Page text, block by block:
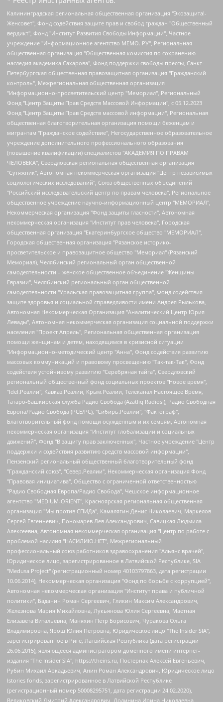
Калининградская региональная общественная организация "Экозащита!-Женсовет", Фонд содействия защите прав и свобод граждан "Общественный вердикт", Фонд "Институт Развития Свободы Информации", Частное учреждение "Информационное агентство МЕМО. РУ", Региональная общественная организация "Общественная комиссия по сохранению наследия академика Сахарова", Фонд поддержки свободы прессы, Санкт-Петербургская общественная правозащитная организация "Гражданский контроль", Межрегиональная общественная организация "Информационно-просветительский центр "Мемориал", Региональный Фонд "Центр Защиты Прав Средств Массовой Информации", с 05.12.2023 Фонд "Центр Защиты Прав Средств массовой информации", Региональная общественная благотворительная организация помощи беженцам и мигрантам "Гражданское содействие", Негосударственное образовательное учреждение дополнительного профессионального образования (повышение квалификации) специалистов "АКАДЕМИЯ ПО ПРАВАМ ЧЕЛОВЕКА", Свердловская региональная общественная организация "Сутяжник", Автономная некоммерческая организация "Центр независимых социологических исследований", Союз общественных объединений "Российский исследовательский центр по правам человека", Региональное общественное учреждение научно-информационный центр "МЕМОРИАЛ", Некоммерческая организация "Фонд защиты гласности", Автономная некоммерческая организация "Институт прав человека", Городская общественная организация "Екатеринбургское общество "МЕМОРИАЛ", Городская общественная организация "Рязанское историко-просветительское и правозащитное общество "Мемориал" (Рязанский Мемориал), Челябинский региональный орган общественной самодеятельности – женское общественное объединение "Женщины Евразии", Челябинский региональный орган общественной самодеятельности "Уральская правозащитная группа", Фонд содействия защите здоровья и социальной справедливости имени Андрея Рылькова, Автономная Некоммерческая Организация "Аналитический Центр Юрия Левады", Автономная некоммерческая организация социальной поддержки населения "Проект Апрель", Региональная общественная организация помощи женщинам и детям, находящимся в кризисной ситуации "Информационно-методический центр "Анна", Фонд содействия развитию массовых коммуникаций и правовому просвещению "Так-так-Так", Фонд содействия устойчивому развитию "Серебряная тайга", Свердловский региональный общественный фонд социальных проектов "Новое время", "Idel.Реалии", Кавказ.Реалии, Крым.Реалии, Телеканал Настоящее Время, Татаро-башкирская служба Радио Свобода (Azatliq Radiosi), Радио Свободная Европа/Радио Свобода (PCE/PC), "Сибирь.Реалии", "Фактограф", Благотворительный фонд помощи осужденным и их семьям, Автономная некоммерческая организация "Институт глобализации и социальных движений", Фонд "В защиту прав заключенных", Частное учреждение "Центр поддержки и содействия развитию средств массовой информации", Пензенский региональный общественный благотворительный фонд "Гражданский союз", "Север.Реалии", Некоммерческая организация Фонд "Правовая инициатива", Общество с ограниченной ответственностью "Радио Свободная Европа/Радио Свобода", Чешское информационное агентство "MEDIUM-ORIENT", Красноярская региональная общественная организация "Мы против СПИДа", Камалягин Денис Николаевич, Маркелов Сергей Евгеньевич, Пономарев Лев Александрович, Савицкая Людмила Алексеевна, Автономная некоммерческая организация "Центр по работе с проблемой насилия "НАСИЛИЮ.НЕТ", Межрегиональный профессиональный союз работников здравоохранения "Альянс врачей", Юридическое лицо, зарегистрированное в Латвийской Республике, SIA "Medusa Project" (регистрационный номер 40103797863, дата регистрации 10.06.2014), Некоммерческая организация "Фонд по борьбе с коррупцией", Автономная некоммерческая организация "Институт права и публичной политики", Баданин Роман Сергеевич, Гликин Максим Александрович, Железнова Мария Михайловна, Лукьянова Юлия Сергеевна, Маетная Елизавета Витальевна, Маняхин Петр Борисович, Чуракова Ольга Владимировна, Ярош Юлия Петровна, Юридическое лицо "The Insider SIA", зарегистрированное в Риге, Латвийская Республика (дата регистрации 26.06.2015), являющееся администратором доменного имени интернет-издания "The Insider SIA", https://theins.ru, Постернак Алексей Евгеньевич, Рубин Михаил Аркадьевич, Анин Роман Александрович, Юридическое лицо Istories fonds, зарегистрированное в Латвийской Республике (регистрационный номер 50008295751, дата регистрации 24.02.2020), Великовский Дмитрий Александрович, Долинина Ирина Николаевна, Мароховская Алеся Алексеевна, Шлейнов Роман Юрьевич, Шмагун Олеся Валентиновна, Общество с ограниченной ответственностью "Альтаир 2021", Общество с ограниченной ответственностью "Вега 2021", Общество с ограниченной ответственностью "Главный редактор 2021", Общество с ограниченной ответственностью "Ромашки монолит", Важенков Артем Валерьевич, Ивановская областная общественная организация "Центр гендерных исследований", Гурман Юрий Альбертович, Медиапроект "ОВД-Инфо", Егоров Владимир Владимирович, Жилинский Владимир Александрович, Общество с ограниченной ответственностью "ЗП", Иванова София Юрьевна, Карезина Инна Павловна, Кильтау Екатерина Викторовна, Петров Алексей Викторович, Пискунов Сергей Евгеньевич, Смирнов Сергей Сергеевич, Тихонов Михаил Сергеевич, Общество с ограниченной ответственностью "ЖУРНАЛИСТ-ИНОСТРАННЫЙ АГЕНТ", Арапова Галина Юрьевна, Вольтская Татьяна Анатольевна, Американская компания "Mason G.E.S. Anonymous Foundation" (США), являющаяся владельцем интернет-издания https://mnews.world/, Компания "Stichting Bellingcat", зарегистрированная в Нидерландах (дата регистрации 11.07.2018), Захаров Андрей Вячеславович, Клепиковская Екатерина Дмитриевна, Общество с ограниченной ответственностью "МЕМО", Перл Роман Александрович, Симонов Евгений Алексеевич, Соловьева Елена Анатольевна, Сотников Даниил Владимирович, Сурначева Елизавета Дмитриевна, Автономная некоммерческая организация по защите прав человека и информированию населения "Якутия – Наше Мнение", Общество с ограниченной ответственностью "Москоу диджитал медиа", с 26.01.2023 Общество с ограниченной ответственностью "Чайка Белые сады", Ветошкина Валерия Валерьевна, Заговора Максим Александрович, Межрегиональное общественное движение "Российская ЛГБТ - сеть", Оленичев Максим Владимирович, Павлов Иван Юрьевич, Скворцова Елена Сергеевна, Общество с ограниченной ответственностью "Как бы инагент", Кочетков Игорь Викторович, Общество с ограниченной ответственностью "Честные выборы", Еланчик Олег Александрович, Общество с ограниченной ответственностью "Нобелевский призыв", Гималова Регина Эмилевна, Григорьев Андрей Валерьевич, Григорьева Алина Александровна, Ассоциация по содействию защите прав призывников, альтернативнослужащих и военнослужащих "Правозащитная группа "Гражданин.Армия.Право", Хисамова Регина Фаритовна, Автономная некоммерческая организация по реализации социально-правовых программ "Лилит", Дальневосточное общественное движение "Маяк", Санкт-Петербургская ЛГБТ-инициативная группа "Выход", Инициативная группа ЛГБТ+ "Реверс", Алексеев Андрей Викторович, Бекбулатова Таисия Львовна, Беляев Иван Михайлович, Владыкина Елена Сергеевна, Гельман Марат Александрович, Никульшина Вероника Юрьевна, Толоконникова Надежда Андреевна, Шендерович Виктор Анатольевич, Общество с ограниченной ответственностью "Данное сообщение", Общество с ограниченной ответственностью Издательский дом "Новая глава", Айнбиндер Александра Александровна, Московский комьюнити-центр для ЛГБТ+инициатив, Благотворительный фонд развития филантропии, Deutsche Welle (Германия, Kurt-Schumacher-Strasse 3, 53113 Bonn), Борзунова Мария Михайловна, Воробьев Виктор Викторович, Голубева Анна Львовна, Константинова Алла Михайловна, Малкова Ирина Владимировна, Мурадов Мурад Абдулгалимович, Осетинская Елизавета Николаевна, Понасенков Евгений Николаевич, Ганапольский Матвей Юрьевич, Киселев Евгений Алексеевич, Борухович Ирина Григорьевна, Дремин Иван Тимофеевич, Дубровский Дмитрий Викторович, Красноярская региональная общественная организация поддержки и развития альтернативных образовательных технологий и межкультурных коммуникаций "ИНТЕРРА", Маяковская Екатерина Алексеевна, Фейгин Марк Захарович, Филимонов Андрей Викторович, Дзугкоева Регина Николаевна, Доброхотов Роман Александрович, Дудь Юрий Александрович, Елкин Сергей Владимирович, Кругликов Кирилл Игоревич, Сабунаева Мария Леонидовна, Семенов Алексей Владимирович, Шаинян Карен Багратович, Шульман Екатерина Михайловна, Асафьев Артур Валерьевич, Вахштайн Виктор Семенович, Венедиктов Алексей Алексеевич, Лушникова Екатерина Евгеньевна, Волков Леонид Михайлович, Невзоров Александр Глебович, Пархоменко Сергей Борисович, Сироткин Ярослав Николаевич, Кара-Мурза Владимир Владимирович, Баранова Наталья Владимировна, Гозман Леонид Яковлевич, Кагарлицкий Борис Юльевич, Климарев Михаил Валерьевич, Милов Владимир Станиславович, Автономная некоммерческая организация Краснодарский центр современного искусства "Типография", Моргенштерн Алишер Тагирович, Соболь Любовь Эдуардовна, Общество с ограниченной ответственностью "ЛИЗА НОРМ", Каспаров Гарри Кимович, Ходорковский Михаил Борисович, Общество с ограниченной ответственностью "Апрельские тезисы", Данилович Ирина Брониславовна, Кашин Олег Владимирович, Петров Николай Владимирович, Пивоваров Алексей Владимирович, Соколов Михаил Владимирович, Цветкова Юлия Владимировна, Чичваркин Евгений Александрович, Комитет против пыток/Команда против пыток, Общество с ограниченной ответственностью "Первый научный", Общество с ограниченной ответственностью "Вертолет и ко", Белоцерковская Вероника Борисовна, Кац Максим Евгеньевич, Лазарева Татьяна Юрьевна, Шаведдинов Руслан Табризович, Яшин Илья Валерьевич, Общество с ограниченной ответственностью "Иноагент ААВ", Алешковский Дмитрий Петрович, Альбац Евгения Марковна, Быков Дмитрий Львович, Галямина Юлия Евгеньевна, Лойко Сергей Леонидович, Мартынов Кирилл Константинович, Медведев Сергей Александрович, Крашенинников Федор Геннадиевич, Гордеева Катерина Вл